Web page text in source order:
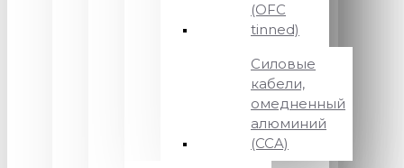
(OFC
tinned)
Силовые
кабели,
омедненный
алюминий
(CCA)